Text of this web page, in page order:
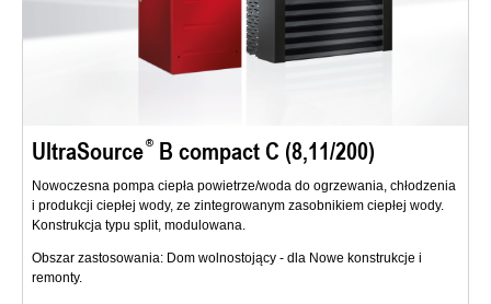
UltraSource B compact C (8,11/200)
Nowoczesna pompa ciepła powietrze/woda do ogrzewania, chłodzenia
i produkcji ciepłej wody, ze zintegrowanym zasobnikiem ciepłej wody.
Konstrukcja typu split, modulowana.
Obszar zastosowania: Dom wolnostojący - dla Nowe konstrukcje i
remonty.